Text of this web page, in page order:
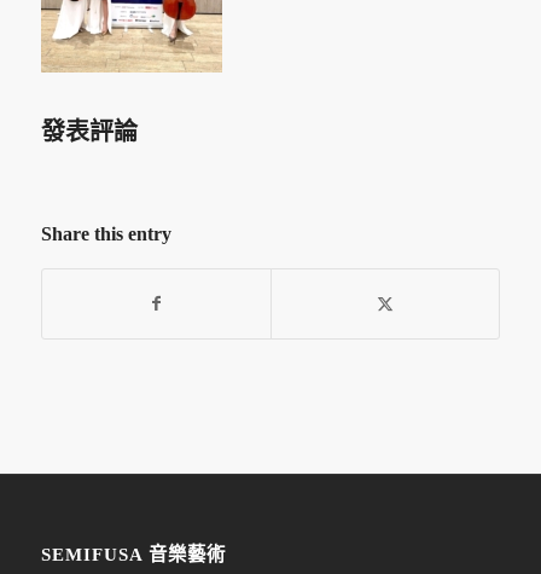
發表評論
Share this entry
SEMIFUSA 音樂藝術